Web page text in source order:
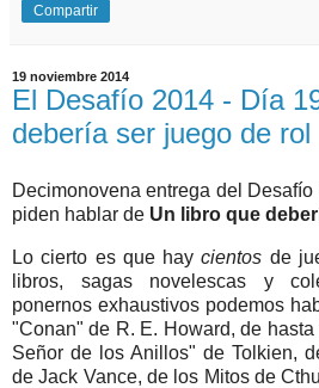
Compartir
19 noviembre 2014
El Desafío 2014 - Día
debería ser juego de rol
Decimonovena entrega del
piden hablar de Un libro que
Lo cierto es que haycientos de
libros, sagas novelescas y
ponernos exhaustivos podemos
"Conan" de R. E. Howard, de hasta
Señor de los Anillos" de Tolkien,
de Jack Vance, de los Mitos de